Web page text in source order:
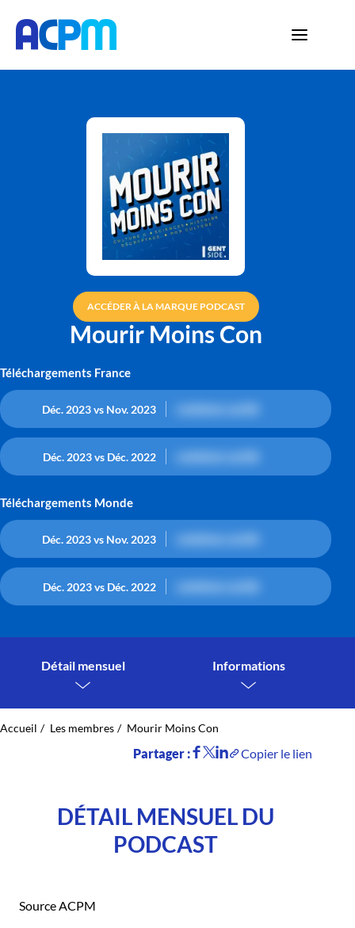
ACCÉDER À LA MARQUE PODCAST
Mourir Moins Con
Téléchargements France
Déc. 2023 vs Nov. 2023
Déc. 2023 vs Déc. 2022
Téléchargements Monde
Déc. 2023 vs Nov. 2023
Déc. 2023 vs Déc. 2022
Détail mensuel Informations
Accueil Les membres Mourir Moins Con
Partager : Copier le lien
DÉTAIL MENSUEL DU
PODCAST
Source ACPM